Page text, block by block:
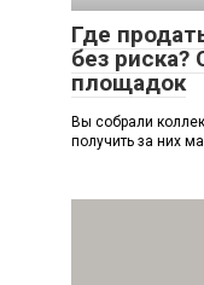
Где
без риска?
площадок
Вы собрали
получить за них